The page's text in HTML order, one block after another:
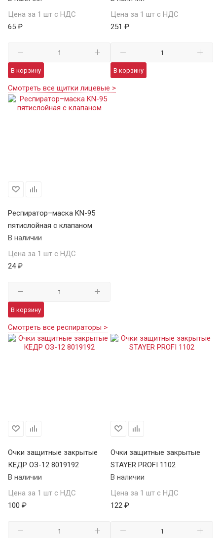
Цена за 1 шт с НДС
65 ₽
В корзину
Цена за 1 шт с НДС
251 ₽
В корзину
Смотреть все щитки лицевые >
Респиратор–маска KN-95
пятислойная с клапаном
В наличии
Цена за 1 шт с НДС
24 ₽
В корзину
Смотреть все респираторы >
Очки защитные закрытые
КЕДР ОЗ-12 8019192
В наличии
Цена за 1 шт с НДС
100 ₽
Очки защитные закрытые
STAYER PROFI 1102
В наличии
Цена за 1 шт с НДС
122 ₽